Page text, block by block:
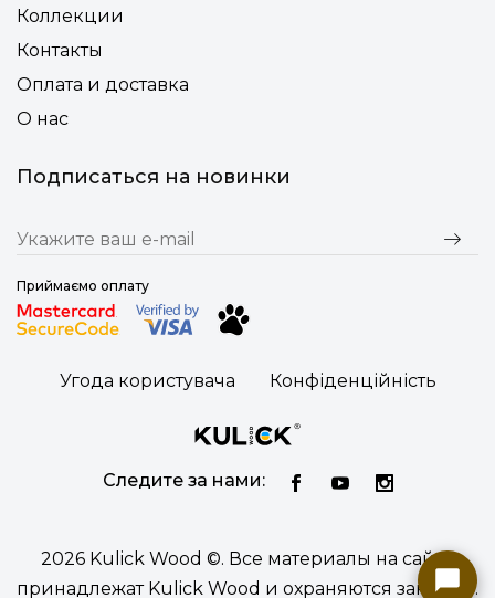
Коллекции
Контакты
Оплата и доставка
О нас
Подписаться на новинки
Приймаємо оплату
Угода користувача Конфіденційність
Следите за нами:
2026 Kulick Wood ©. Все материалы на сайте
принадлежат Kulick Wood и охраняются законом.